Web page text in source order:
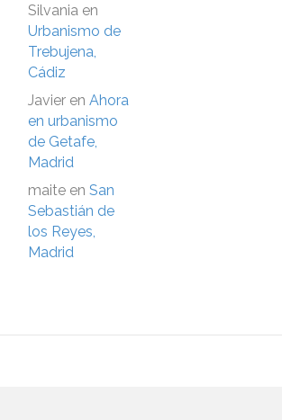
Silvania en
Urbanismo de
Trebujena,
Cádiz
Javier en Ahora
en urbanismo
de Getafe,
Madrid
maite en San
Sebastián de
los Reyes,
Madrid